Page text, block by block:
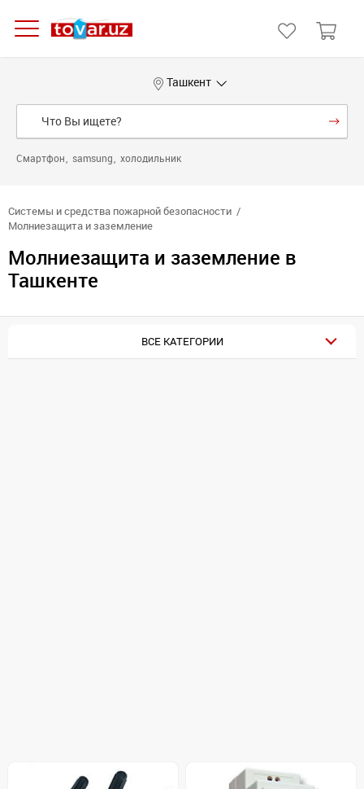
Ташкент
Смартфон samsung холодильник
Системы и средства пожарной безопасности
Молниезащита и заземление
Молниезащита и заземление в
Ташкенте
ВСЕ КАТЕГОРИИ